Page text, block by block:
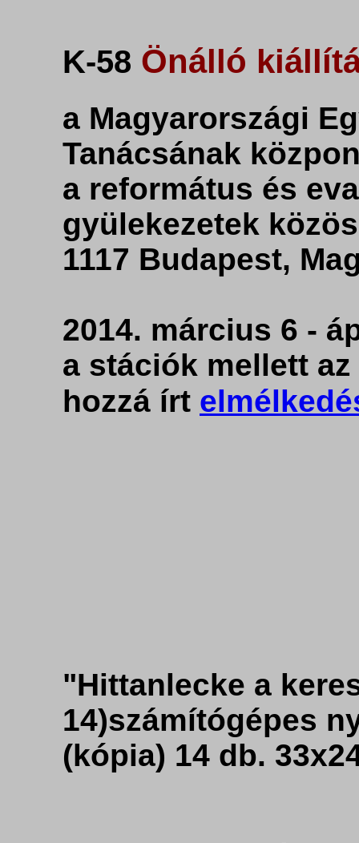
K-58 Önálló
a Magyarországi
Tanácsának
a református és
gyülekezetek
1117 Budapest,
2014. március 6 -
a stációk mellett
hozzá írt
"Hittanlecke a
14)számítógépes